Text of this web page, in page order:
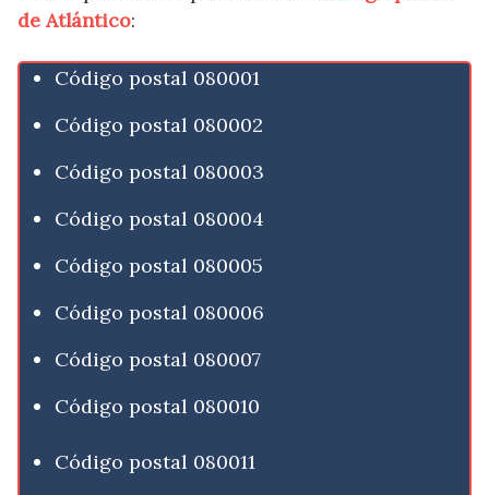
de Atlántico:
Código postal 080001
Código postal 080002
Código postal 080003
Código postal 080004
Código postal 080005
Código postal 080006
Código postal 080007
Código postal 080010
Código postal 080011